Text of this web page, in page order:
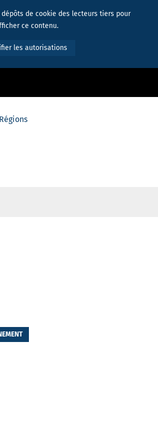
de cookie des lecteurs tiers pour
ce contenu.
les autorisations